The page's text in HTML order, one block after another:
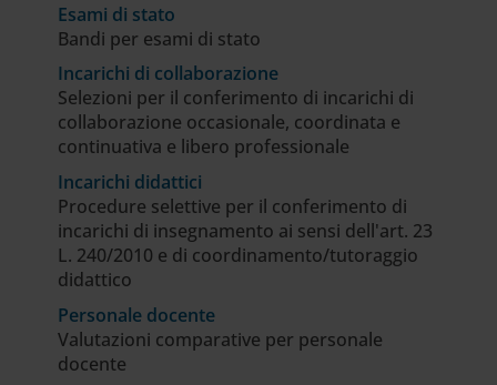
Esami di stato
Bandi per esami di stato
Incarichi di collaborazione
Selezioni per il conferimento di incarichi di
collaborazione occasionale, coordinata e
continuativa e libero professionale
Incarichi didattici
Procedure selettive per il conferimento di
incarichi di insegnamento ai sensi dell'art. 23
L. 240/2010 e di coordinamento/tutoraggio
didattico
Personale docente
Valutazioni comparative per personale
docente